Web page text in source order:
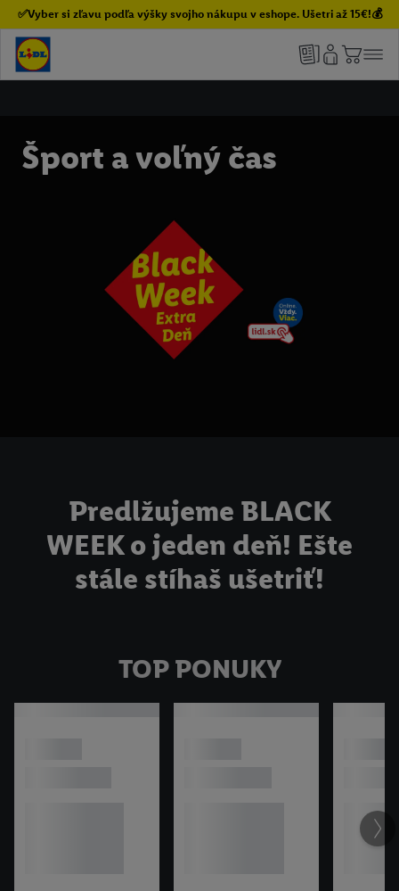
✅Vyber si zľavu podľa výšky svojho nákupu v eshope. Ušetri až 15€!💰
Šport a voľný čas
Predlžujeme BLACK
WEEK o jeden deň! Ešte
stále stíhaš ušetriť!
TOP PONUKY